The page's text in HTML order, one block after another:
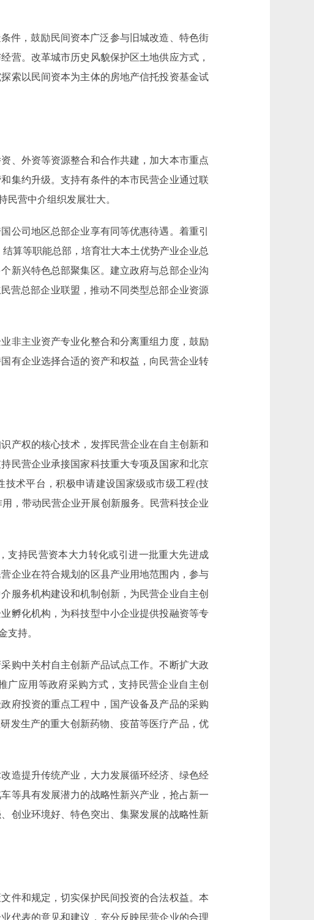
件，鼓励民间资本广泛参与旧城改造、特色街
营。改革城市历史风貌保护区土地供应方式，
索以民间资本为主体的房地产信托投资基金试
外资等资源整合和合作共建，加大本市重点
集约升级。支持有条件的本市民营企业通过联
营中介组织发展壮大。
司地区总部企业享有同等优惠待遇。着重引
算等职能总部，培育壮大本土优势产业企业总
新兴特色总部聚集区。建立政府与总部企业沟
营总部企业联盟，推动不同类型总部企业资源
主业资产专业化整合和分离重组力度，鼓励
有企业选择合适的资产和权益，向民营企业转
权的核心技术，发挥民营企业在自主创新和
民营企业承接国家科技重大专项及国家和北京
术平台，积极申请建设国家级或市级工程(技
，带动民营企业开展创新服务。民营科技企业
持民营资本大力转化或引进一批重大先进成
企业在符合规划的区县产业用地范围内，参与
服务机构建设和机制创新，为民营企业自主创
孵化机构，为科技型中小企业提供投融资等专
支持。
中关村自主创新产品试点工作。不断扩大政
广应用等政府采购方式，支持民营企业自主创
府投资的重点工程中，国产设备及产品的采购
发生产的重大创新药物、疫苗等医疗产品，优
提升传统产业，大力发展循环经济、绿色经
等具有发展潜力的战略性新兴产业，抢占新一
创业环境好、特色突出、集聚发展的战略性新
和规定，切实保护民间投资的合法权益。本
代表的意见和建议，充分反映民营企业的合理